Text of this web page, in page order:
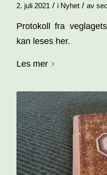
2. juli 2021 / i Nyhet / av
Protokoll fra
kan leses her.
Les mer